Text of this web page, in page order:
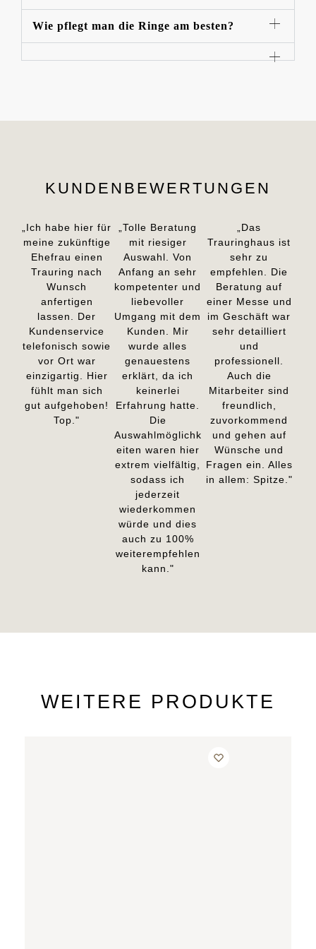
Wie pflegt man die Ringe am besten?
KUNDENBEWERTUNGEN
„Ich habe hier für
meine zukünftige
Ehefrau einen
Trauring nach
Wunsch
anfertigen
lassen. Der
Kundenservice
telefonisch sowie
vor Ort war
einzigartig. Hier
fühlt man sich
gut aufgehoben!
Top."
„Tolle Beratung
mit riesiger
Auswahl. Von
Anfang an sehr
kompetenter und
liebevoller
Umgang mit dem
Kunden. Mir
wurde alles
genauestens
erklärt, da ich
keinerlei
Erfahrung hatte.
Die
Auswahlmöglichk
eiten waren hier
extrem vielfältig,
sodass ich
jederzeit
wiederkommen
würde und dies
auch zu 100%
weiterempfehlen
kann."
„Das
Trauringhaus ist
sehr zu
empfehlen. Die
Beratung auf
einer Messe und
im Geschäft war
sehr detailliert
und
professionell.
Auch die
Mitarbeiter sind
freundlich,
zuvorkommend
und gehen auf
Wünsche und
Fragen ein. Alles
in allem: Spitze."
WEITERE PRODUKTE